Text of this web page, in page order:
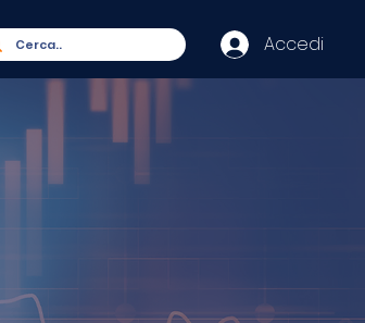
Accedi